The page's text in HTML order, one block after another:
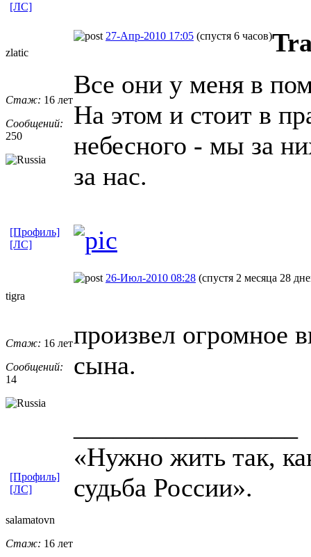
[ЛС]
zlatic
Стаж: 16 лет
Сообщений:
250
27-Апр-2010 17:05 (спустя 6 часов)
Все они у меня в
На этом и стоит в
небесного - мы за
за нас.
[Профиль]
[ЛС]
tigra
Стаж: 16 лет
Сообщений:
14
26-Июл-2010 08:28 (спустя 2 месяца 28
произвел огромное
сына.
«Нужно жить так,
судьба России».
[Профиль]
[ЛС]
salamatovn
Стаж: 16 лет